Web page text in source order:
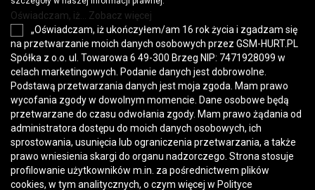
Oświadczam, iż... Zobacz więcej
„Oświadczam, iż ukończyłem/am 16 rok życia i zgadzam się
na przetwarzanie moich danych osobowych przez GSM-HURT.PL
Spółka z o.o. ul. Towarowa 6 49-300 Brzeg NIP: 7471928099 w
celach marketingowych. Podanie danych jest dobrowolne.
Podstawą przetwarzania danych jest moja zgoda. Mam prawo
wycofania zgody w dowolnym momencie. Dane osobowe będą
przetwarzane do czasu odwołania zgody. Mam prawo żądania od
administratora dostępu do moich danych osobowych, ich
sprostowania, usunięcia lub ograniczenia przetwarzania, a także
prawo wniesienia skargi do organu nadzorczego. Strona stosuje
profilowanie użytkowników m.in. za pośrednictwem plików
cookies, w tym analitycznych, o czym więcej w Polityce